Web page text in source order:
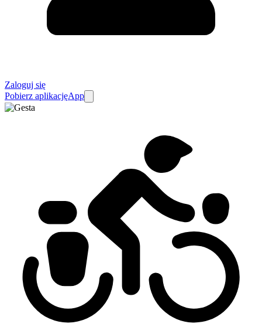
Zaloguj się
Pobierz aplikacjęApp